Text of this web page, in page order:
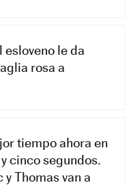
esloveno le da
rosa a
tiempo ahora en
cinco segundos.
Thomas van a